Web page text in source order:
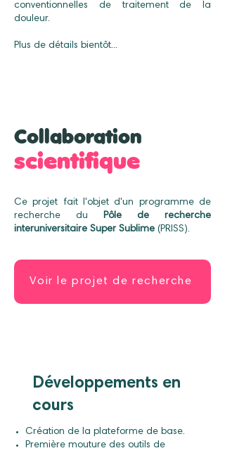
conventionnelles de traitement de la
douleur.
Plus de détails bientôt...
Collaboration
scientifique
Ce projet fait l'objet d'un programme de
recherche du Pôle de recherche
interuniversitaire Super Sublime (PRISS).
Voir le projet de recherche
Développements en
cours
Création de la plateforme de base.
Première mouture des outils de